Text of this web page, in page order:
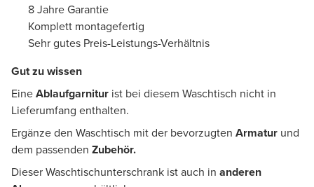
8 Jahre Garantie
Komplett montagefertig
Sehr gutes Preis-Leistungs-Verhältnis
Gut zu wissen
EineAblaufgarnitur ist bei diesem Waschtisch nicht in
Lieferumfang enthalten.
Ergänze den Waschtisch mit der bevorzugten Armatur und
dem passenden Zubehör.
Dieser Waschtischunterschrank ist auch in anderen